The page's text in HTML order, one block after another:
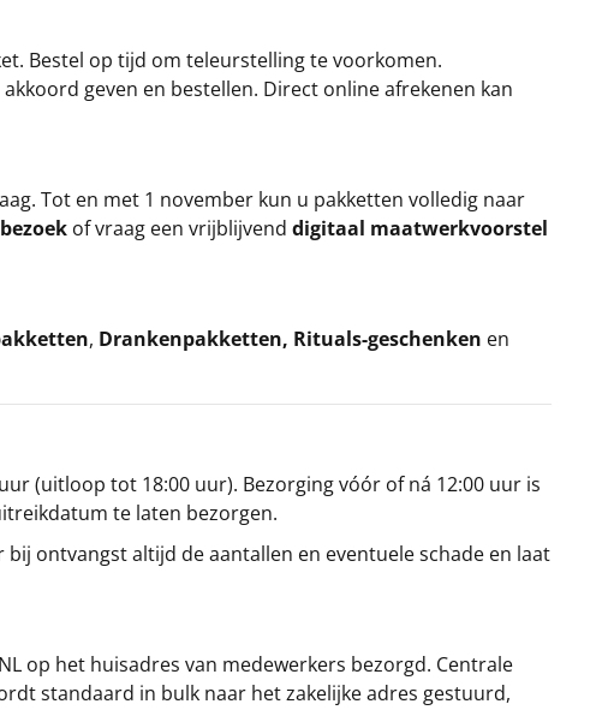
Bestel op tijd om teleurstelling te voorkomen.
geven en bestellen. Direct online afrekenen kan
Tot en met 1 november kun u pakketten volledig naar
of vraag een vrijblijvend digitaal maatwerkvoorstel
, Drankenpakketten, Rituals-geschenken en
(uitloop tot 18:00 uur). Bezorging vóór of ná 12:00 uur is
te laten bezorgen.
ontvangst altijd de aantallen en eventuele schade en laat
op het huisadres van medewerkers bezorgd. Centrale
standaard in bulk naar het zakelijke adres gestuurd,